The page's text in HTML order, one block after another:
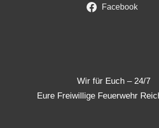
Facebook
Wir für Euch – 24/7
Eure Freiwillige Feuerwehr